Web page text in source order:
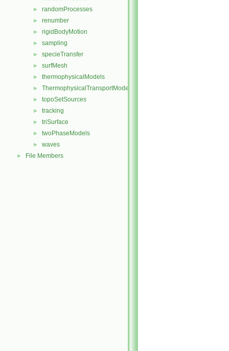
► randomProcesses
► renumber
► rigidBodyMotion
► sampling
► specieTransfer
► surfMesh
► thermophysicalModels
► ThermophysicalTransportModels
► topoSetSources
► tracking
► triSurface
► twoPhaseModels
► waves
► File Members